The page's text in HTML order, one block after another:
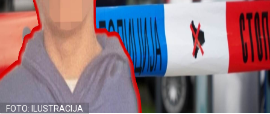
FOTO: ILUSTRACIJA